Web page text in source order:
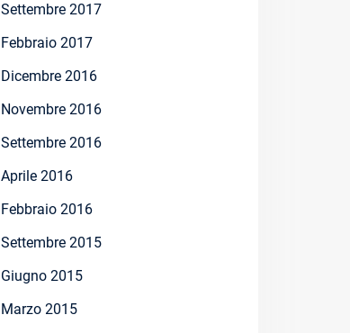
Settembre 2017
Febbraio 2017
Dicembre 2016
Novembre 2016
Settembre 2016
Aprile 2016
Febbraio 2016
Settembre 2015
Giugno 2015
Marzo 2015